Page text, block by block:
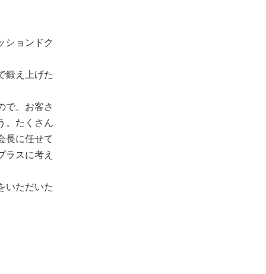
ションドク
鍛え上げた
で。お客さ
。たくさん
長に任せて
ラスに考え
いただいた